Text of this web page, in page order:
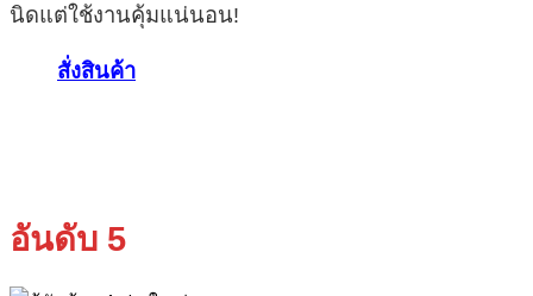
นิดแต่ใช้งานคุ้มแน่นอน!
สั่งสินค้า
อันดับ 5